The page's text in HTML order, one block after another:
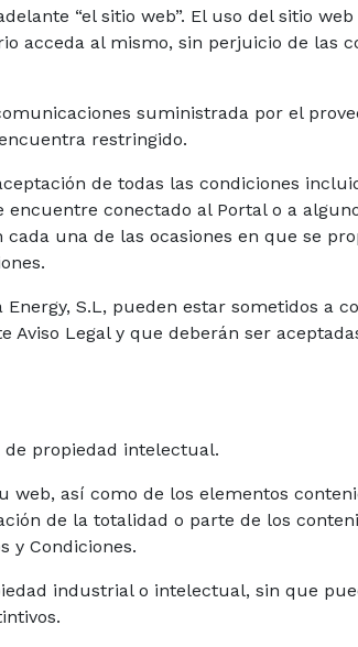
“el sitio web”. El uso del sitio
acceda al mismo, sin perjuicio de las
suministrada por el
restringido.
de todas las condiciones
conectado al Portal o a
una de las ocasiones en que se
S.L, pueden estar sometidos a
Legal y que deberán ser
propiedad intelectual.
así como de los elementos
de la totalidad o parte de los
y Condiciones.
industrial o intelectual, sin que